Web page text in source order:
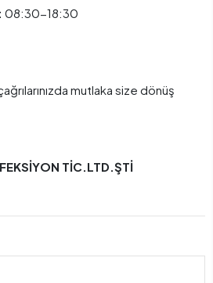
08:30-18:30
mutlaka size dönüş
TİC.LTD.ŞTİ